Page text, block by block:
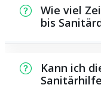
Wie viel Zeit
Ihnen vor
der
Kann ich die Wartung
Sanitärhilfe